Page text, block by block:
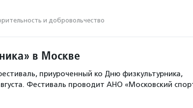
и доброволь­чест­во
в Москве
приуроченный ко Дню физкультурника,
Фестиваль проводит АНО «Московский